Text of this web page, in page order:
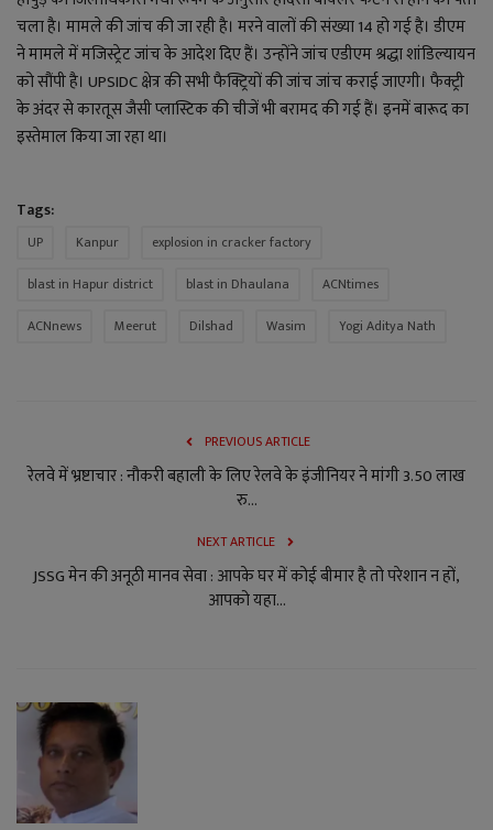
चला है। मामले की जांच की जा रही है। मरने वालों की संख्या 14 हो गई है। डीएम
ने मामले में मजिस्ट्रेट जांच के आदेश दिए हैं। उन्होंने जांच एडीएम श्रद्धा शांडिल्यायन
को सौंपी है। UPSIDC क्षेत्र की सभी फैक्ट्रियों की जांच जांच कराई जाएगी। फैक्ट्री
के अंदर से कारतूस जैसी प्लास्टिक की चीजें भी बरामद की गई हैं। इनमें बारूद का
इस्तेमाल किया जा रहा था।
Tags:
UP Kanpur
explosion in cracker factory
blast in Hapur district
blast in Dhaulana
ACNtimes
ACNnews
Meerut Dilshad Wasim Yogi Aditya Nath
PREVIOUS ARTICLE
रेलवे में भ्रष्टाचार : नौकरी बहाली के लिए रेलवे के इंजीनियर ने मांगी 3.50 लाख
रु...
NEXT ARTICLE
JSSG मेन की अनूठी मानव सेवा : आपके घर में कोई बीमार है तो परेशान न हों,
आपको यहा...